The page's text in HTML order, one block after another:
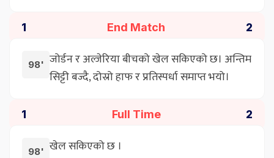
1 End Match 2
98' जोर्डन र अल्जेरिया बीचको खेल सकिएको छ। अन्तिम
सिट्टी बज्दै, दोस्रो हाफ र प्रतिस्पर्धा समाप्त भयो।
1 Full Time 2
98' खेल सकिएको छ ।